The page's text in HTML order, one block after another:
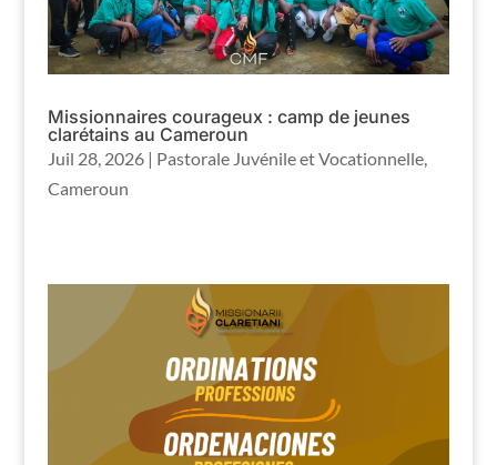
Missionnaires courageux : camp de jeunes
clarétains au Cameroun
Juil 28, 2026| Pastorale Juvénile et Vocationnelle,
Cameroun